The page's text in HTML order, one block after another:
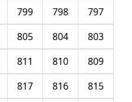
797
798
799
803
804
805
809
810
811
815
816
817